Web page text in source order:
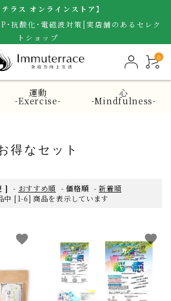
テラス オンラインストア】
･抗酸化･電磁波対策|実店舗のあるセレク
トショップ
0
運動
-Exercise-
心
-Mindfulness-
得なセット
] - おすすめ順 -価格順 -新着順
中 [1-6] 商品を表示しています
favorite favorite